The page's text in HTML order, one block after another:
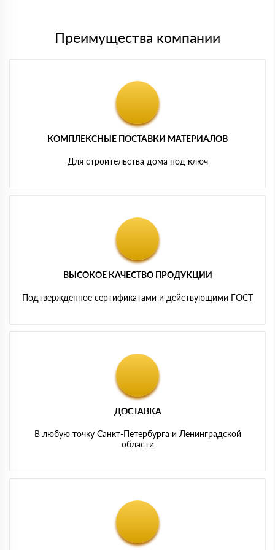
Преимущества компании
КОМПЛЕКСНЫЕ ПОСТАВКИ МАТЕРИАЛОВ
Для строительства дома под ключ
ВЫСОКОЕ КАЧЕСТВО ПРОДУКЦИИ
Подтвержденное сертификатами и действующими ГОСТ
ДОСТАВКА
В любую точку Санкт-Петербурга и Ленинградской
области